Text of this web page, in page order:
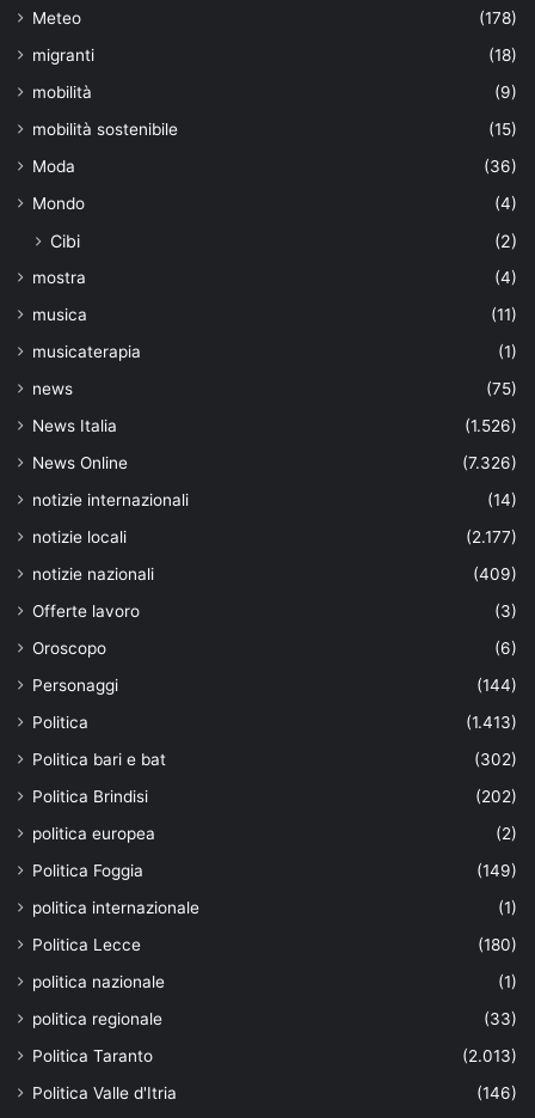
Meteo
(178)
migranti
(18)
mobilità
(9)
mobilità sostenibile
(15)
Moda
(36)
Mondo
(4)
Cibi (2)
mostra
(4)
musica
(11)
musicaterapia
(1)
news
(75)
News Italia
(1.526)
News Online
(7.326)
notizie internazionali
(14)
notizie locali
(2.177)
notizie nazionali
(409)
Offerte lavoro
(3)
Oroscopo
(6)
Personaggi
(144)
Politica
(1.413)
Politica bari e bat
(302)
Politica Brindisi
(202)
politica europea
(2)
Politica Foggia
(149)
politica internazionale
(1)
Politica Lecce
(180)
politica nazionale
(1)
politica regionale
(33)
Politica Taranto
(2.013)
Politica Valle d'Itria
(146)